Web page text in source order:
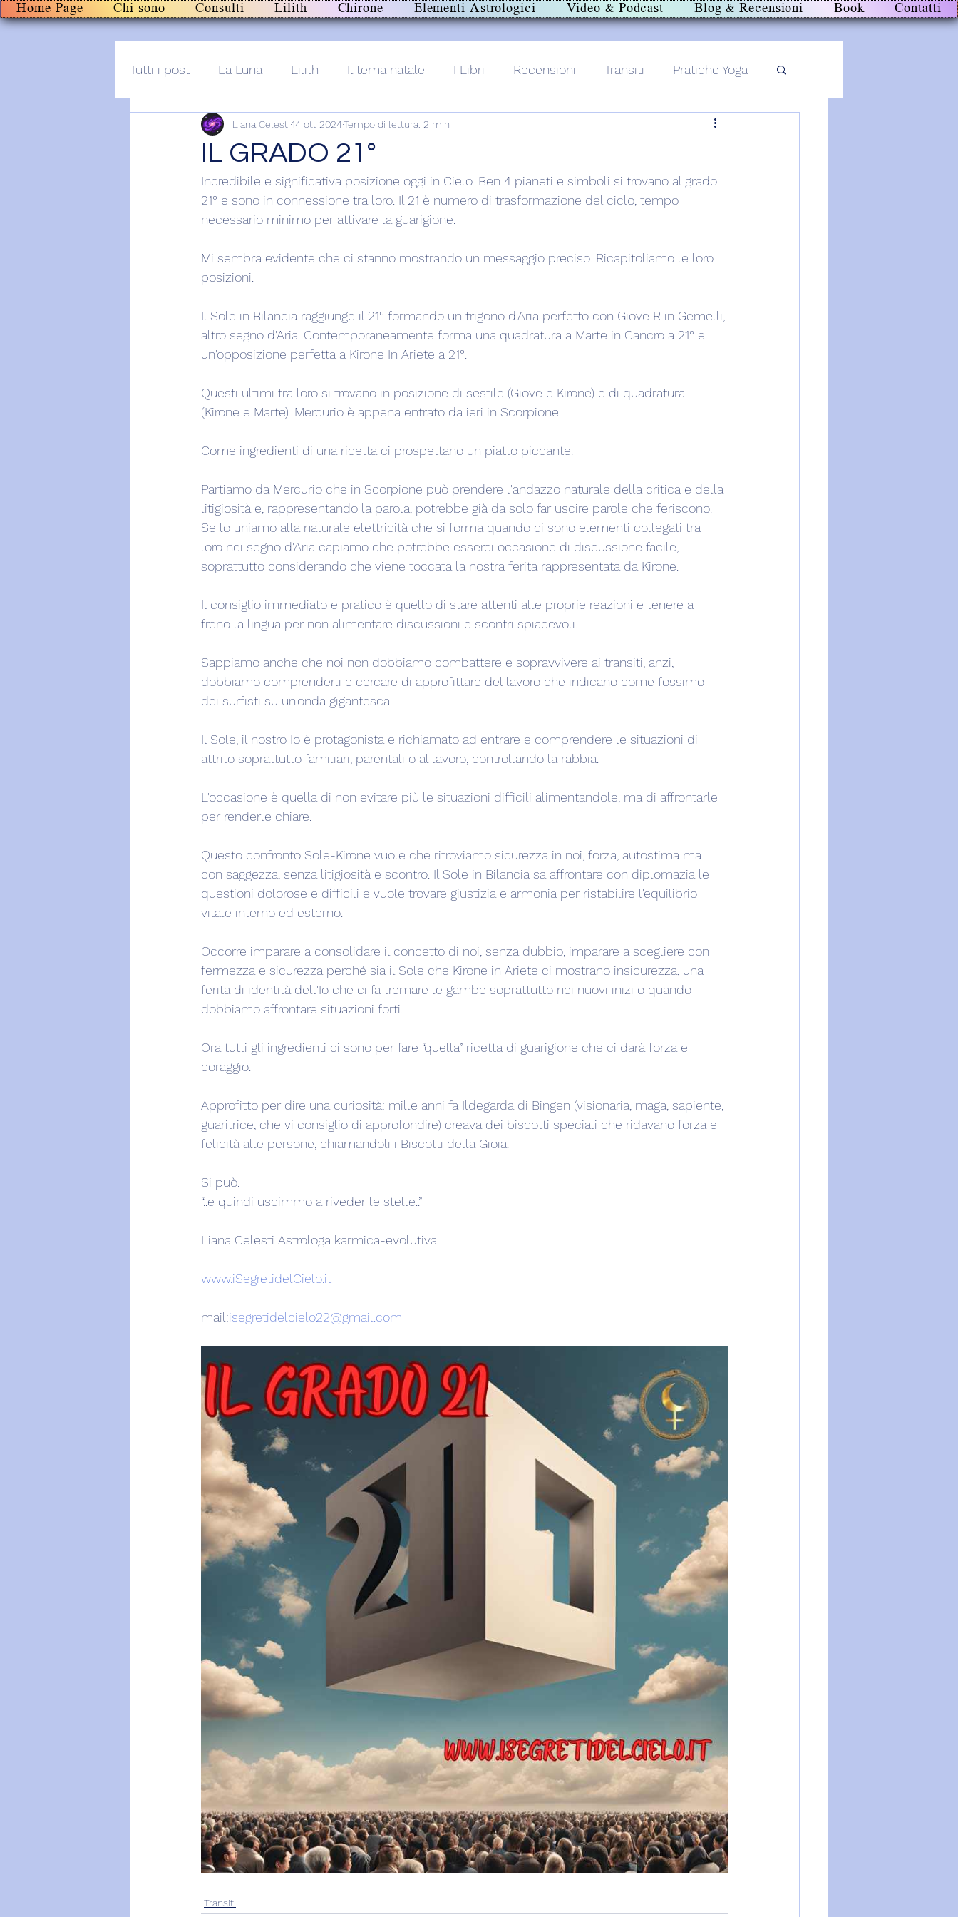
Home Page Chi sono Consulti Lilith Chirone Elementi Astrologici Video & Podcast Blog & Recensioni Book Contatti
Tutti i post La Luna Lilith Il tema natale I Libri Recensioni Transiti Pratiche Yoga
Post+audio Lilith+
IL GRADO 21°
Liana Celesti14 ott 2024Tempo di lettura: 2 min
Incredibile e significativa posizione oggi in Cielo. Ben 4 pianeti e simboli si trovano al grado
21° e sono in connessione tra loro. Il 21 è numero di trasformazione del ciclo, tempo
necessario minimo per attivare la guarigione.
Mi sembra evidente che ci stanno mostrando un messaggio preciso. Ricapitoliamo le loro
posizioni.
Il Sole in Bilancia raggiunge il 21° formando un trigono d'Aria perfetto con Giove R in Gemelli,
altro segno d'Aria. Contemporaneamente forma una quadratura a Marte in Cancro a 21° e
un'opposizione perfetta a Kirone In Ariete a 21°.
Questi ultimi tra loro si trovano in posizione di sestile (Giove e Kirone) e di quadratura
(Kirone e Marte). Mercurio è appena entrato da ieri in Scorpione.
Come ingredienti di una ricetta ci prospettano un piatto piccante.
Partiamo da Mercurio che in Scorpione può prendere l'andazzo naturale della critica e della
litigiosità e, rappresentando la parola, potrebbe già da solo far uscire parole che feriscono.
Se lo uniamo alla naturale elettricità che si forma quando ci sono elementi collegati tra
loro nei segno d'Aria capiamo che potrebbe esserci occasione di discussione facile,
soprattutto considerando che viene toccata la nostra ferita rappresentata da Kirone.
Il consiglio immediato e pratico è quello di stare attenti alle proprie reazioni e tenere a
freno la lingua per non alimentare discussioni e scontri spiacevoli.
Sappiamo anche che noi non dobbiamo combattere e sopravvivere ai transiti, anzi,
dobbiamo comprenderli e cercare di approfittare del lavoro che indicano come fossimo
dei surfisti su un'onda gigantesca.
Il Sole, il nostro Io è protagonista e richiamato ad entrare e comprendere le situazioni di
attrito soprattutto familiari, parentali o al lavoro, controllando la rabbia.
L'occasione è quella di non evitare più le situazioni difficili alimentandole, ma di affrontarle
per renderle chiare.
Questo confronto Sole-Kirone vuole che ritroviamo sicurezza in noi, forza, autostima ma
con saggezza, senza litigiosità e scontro. Il Sole in Bilancia sa affrontare con diplomazia le
questioni dolorose e difficili e vuole trovare giustizia e armonia per ristabilire l'equilibrio
vitale interno ed esterno.
Occorre imparare a consolidare il concetto di noi, senza dubbio, imparare a scegliere con
fermezza e sicurezza perché sia il Sole che Kirone in Ariete ci mostrano insicurezza, una
ferita di identità dell'Io che ci fa tremare le gambe soprattutto nei nuovi inizi o quando
dobbiamo affrontare situazioni forti.
Ora tutti gli ingredienti ci sono per fare “quella” ricetta di guarigione che ci darà forza e
coraggio.
Approfitto per dire una curiosità: mille anni fa Ildegarda di Bingen (visionaria, maga, sapiente,
guaritrice, che vi consiglio di approfondire) creava dei biscotti speciali che ridavano forza e
felicità alle persone, chiamandoli i Biscotti della Gioia.
Si può.
“..e quindi uscimmo a riveder le stelle..”
Liana Celesti Astrologa karmica-evolutiva
www.iSegretidelCielo.it
mail:isegretidelcielo22@gmail.com
Transiti